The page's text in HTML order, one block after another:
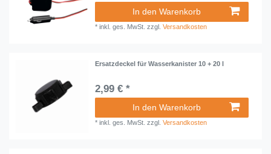
In den Warenkorb
*inkl. ges. MwSt. zzgl.Versandkosten
Ersatzdeckel für Wasserkanister 10 + 20 l
2,99 € *
In den Warenkorb
*inkl. ges. MwSt. zzgl.Versandkosten